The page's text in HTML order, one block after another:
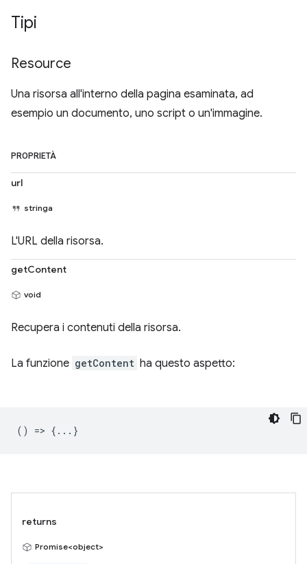
Tipi
Resource
Una risorsa all'interno della pagina esaminata, ad
esempio un documento, uno script o un'immagine.
PROPRIETÀ
url
stringa
L'URL della risorsa.
getContent
void
Recupera i contenuti della risorsa.
La funzione getContent ha questo aspetto:
() => {...}
returns
Promise<object>